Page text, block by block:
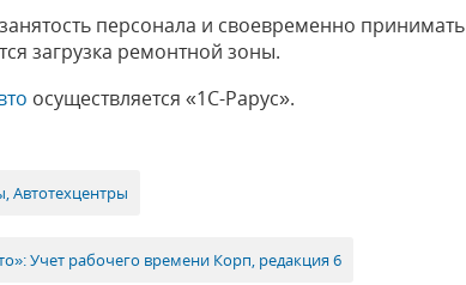
персонала и своевременно принимать
загрузка ремонтной зоны.
осуществляется «1С-Рарус».
Автотехцентры
Учет рабочего времени Корп, редакция 6